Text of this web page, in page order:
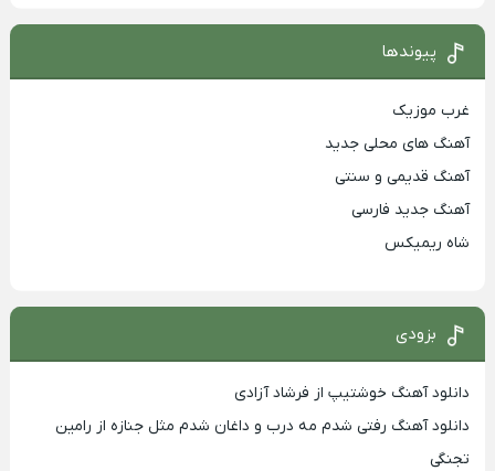
پیوندها
غرب موزیک
آهنگ های محلی جدید
آهنگ قدیمی و سنتی
آهنگ جدید فارسی
شاه ریمیکس
بزودی
دانلود آهنگ خوشتیپ از فرشاد آزادی
دانلود آهنگ رفتی شدم مه درب و داغان شدم مثل جنازه از رامین
تجنگی